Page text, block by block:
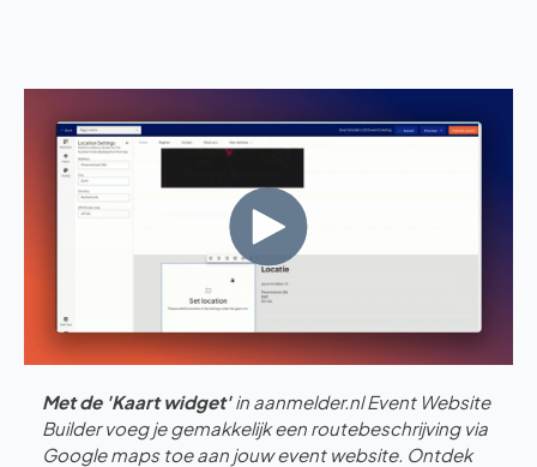
Met de 'Kaart widget'in aanmelder.nl Event Website
Builder voeg je gemakkelijk een routebeschrijving via
Google maps toe aan jouw event website. Ontdek